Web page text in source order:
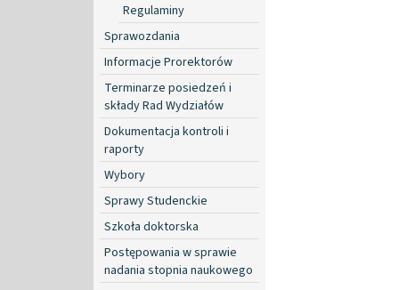
Regulaminy
Sprawozdania
Informacje Prorektorów
Terminarze posiedzeń i
składy Rad Wydziałów
Dokumentacja kontroli i
raporty
Wybory
Sprawy Studenckie
Szkoła doktorska
Postępowania w sprawie
nadania stopnia naukowego